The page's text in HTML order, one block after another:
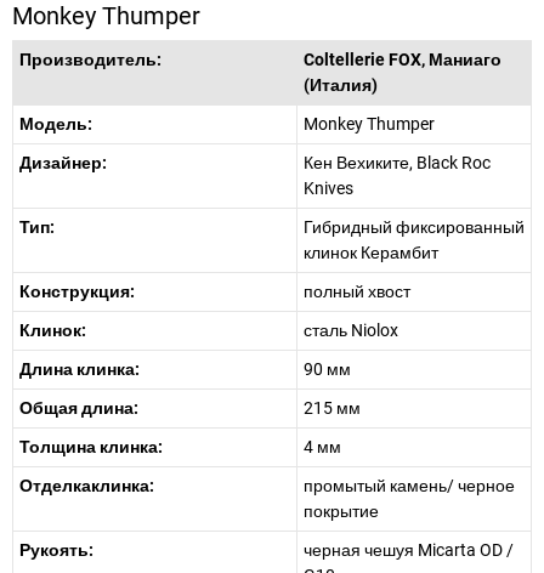
Monkey Thumper
Производитель:
Coltellerie FOX, Маниаго
(Италия)
Модель:
Monkey Thumper
Дизайнер:
Кен Вехиките, Black Roc
Knives
Тип:
Гибридный фиксированный
клинок Керамбит
Конструкция:
полный хвост
Клинок:
сталь Niolox
Длина клинка:
90 мм
Общая длина:
215 мм
Толщина клинка:
4 мм
Отделкаклинка:
промытый камень/ черное
покрытие
Рукоять:
черная чешуя Micarta OD /